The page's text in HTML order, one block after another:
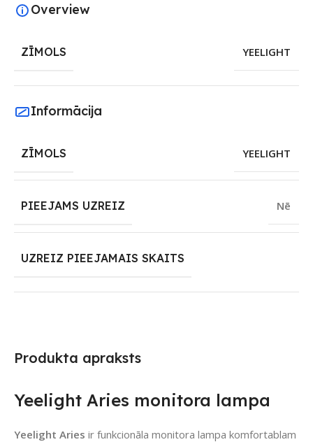
Produkta apraksts
Yeelight Aries monitora lampa
Yeelight Aries ir funkcionāla monitora lampa komfortablam
Overview
ZĪMOLS YEELIGHT
Informācija
ZĪMOLS YEELIGHT
PIEEJAMS UZREIZ Nē
UZREIZ PIEEJAMAIS SKAITS